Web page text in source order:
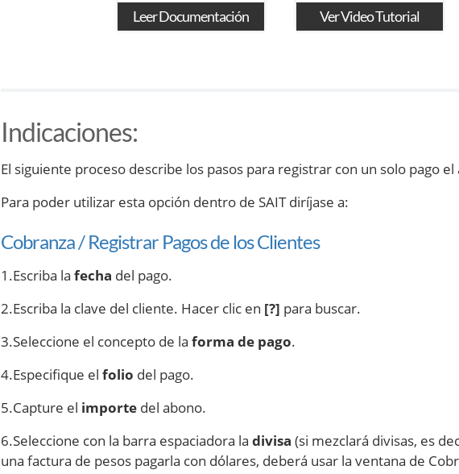
Leer Documentación Ver Video Tutorial
Indicaciones:
El siguiente proceso describe los pasos para registrar con un solo pago
Para poder utilizar esta opción dentro de SAIT diríjase a:
Cobranza / Registrar Pagos de los Clientes
1.Escriba la fecha del pago.
2.Escriba la clave del cliente. Hacer clic en [?] para buscar.
3.Seleccione el concepto de la forma de pago.
4.Especifique el folio del pago.
5.Capture el importe del abono.
6.Seleccione con la barra espaciadora la divisa (si mezclará divisas, es
una factura de pesos pagarla con dólares, deberá usar la ventana de